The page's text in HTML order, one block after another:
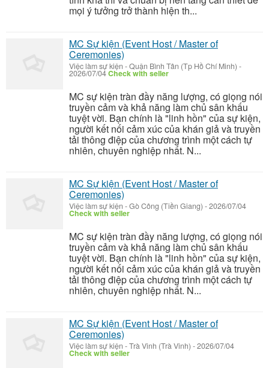
mọi ý tưởng trở thành hiện th...
MC Sự kiện (Event Host / Master of
Ceremonies)
Việc làm sự kiện -Quận Bình Tân (Tp Hồ Chí Minh) -
2026/07/04Check with seller
MC sự kiện tràn đầy năng lượng, có giọng nói
truyền cảm và khả năng làm chủ sân khấu
tuyệt vời. Bạn chính là "linh hồn" của sự kiện,
người kết nối cảm xúc của khán giả và truyền
tải thông điệp của chương trình một cách tự
nhiên, chuyên nghiệp nhất. N...
MC Sự kiện (Event Host / Master of
Ceremonies)
Việc làm sự kiện -Gò Công (Tiền Giang) -2026/07/04
Check with seller
MC sự kiện tràn đầy năng lượng, có giọng nói
truyền cảm và khả năng làm chủ sân khấu
tuyệt vời. Bạn chính là "linh hồn" của sự kiện,
người kết nối cảm xúc của khán giả và truyền
tải thông điệp của chương trình một cách tự
nhiên, chuyên nghiệp nhất. N...
MC Sự kiện (Event Host / Master of
Ceremonies)
Việc làm sự kiện -Trà Vinh (Trà Vinh) -2026/07/04
Check with seller